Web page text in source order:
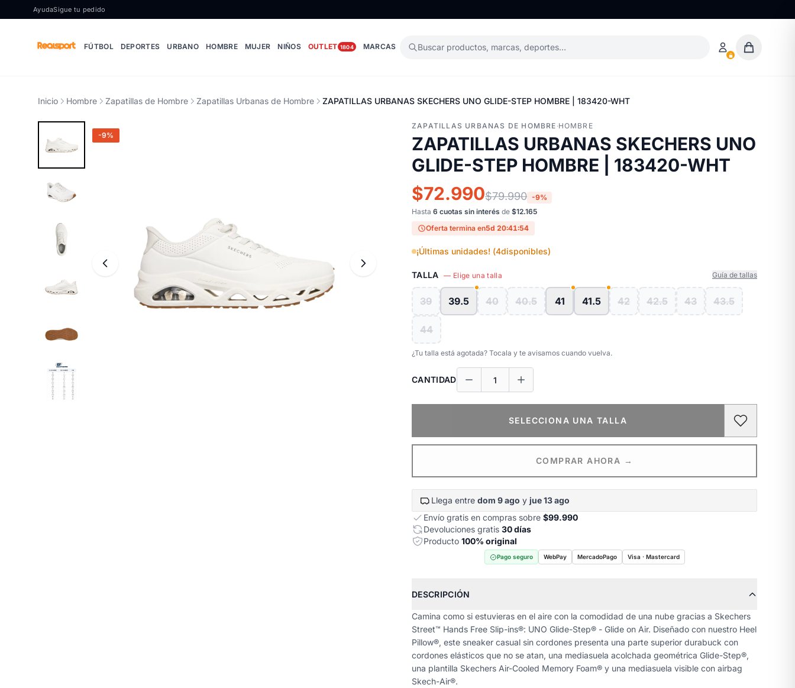
Ir al contenido
AyudaSigue tu pedido
FÚTBOL DEPORTES URBANO HOMBRE MUJER NIÑOS OUTLET 1804 MARCAS Buscar productos, marcas, deportes…
Inicio Hombre Zapatillas de Hombre Zapatillas Urbanas de Hombre ZAPATILLAS URBANAS SKECHERS UNO GLIDE-STEP HOMBRE | 183420-WHT
-9%
ZAPATILLAS URBANAS DE HOMBRE ·HOMBRE
ZAPATILLAS URBANAS SKECHERS UNO
GLIDE-STEP HOMBRE | 183420-WHT
$72.990$79.990 -9%
Hasta 6 cuotas sin interés de $12.165
Oferta termina en5d 20:41:53
¡Últimas unidades! (4disponibles)
TALLA — Elige una talla Guía de tallas
39 39.5 40 40.5 41 41.5 42 42.5 43 43.5
44
¿Tu talla está agotada? Tocala y te avisamos cuando vuelva.
CANTIDAD
SELECCIONA UNA TALLA
COMPRAR AHORA →
Llega entre dom 9 ago y jue 13 ago
Envío gratis en compras sobre $99.990
Devoluciones gratis 30 días
Producto 100% original
Pago seguro WebPay MercadoPago Visa · Mastercard
DESCRIPCIÓN
Camina como si estuvieras en el aire con la comodidad de una nube gracias a Skechers
Street™ Hands Free Slip-ins®: UNO Glide-Step® - Glide on Air. Diseñado con nuestro Heel
Pillow®, este sneaker casual sin cordones presenta una parte superior durabuck con
cordones elásticos que no se atan, una mediasuela acolchada geométrica Glide-Step®,
una plantilla Skechers Air-Cooled Memory Foam® y una mediasuela visible con airbag
Skech-Air®.